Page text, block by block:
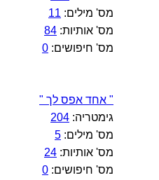
מס' מילים: 11
מס' אותיות: 84
מס' חיפושים: 0
" אחד אפס לך "
גימטריה: 204
מס' מילים: 5
מס' אותיות: 24
מס' חיפושים: 0